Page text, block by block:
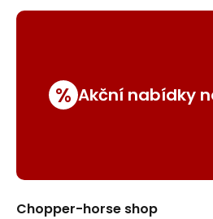
% Akční nabídky
Chopper-horse shop